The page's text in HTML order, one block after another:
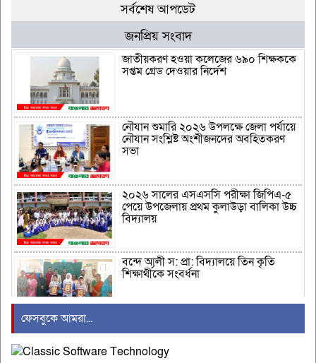
সর্বশেষ আপডেট
জনপ্রিয় সংবাদ
জাতীয়করণ হওয়া কলেজের ৬৯০ শিক্ষককে
সপ্তম গ্রেড দেওয়ার নির্দেশ
নৌযান শুমারি ২০২৬ উপলক্ষে জেলা পর্যায়ে
নৌযান সংশ্লিষ্ট অংশীজনদের অবহিতকরণ
সভা
২০২৬ সালের এসএসসি পরীক্ষা জিপিএ-৫
পেয়ে উপজেলায় প্রথম কুলাউড়া বালিকা উচ্চ
বিদ্যালয়
বন্দে আলী স: প্রা: বিদ্যালয়ে তিন কৃতি
শিক্ষার্থীকে সংবর্ধনা
রায়পুরে ২০৪ পিস ই’য়াবাসহ নারী আটক
ফেসবুকে আমরা...